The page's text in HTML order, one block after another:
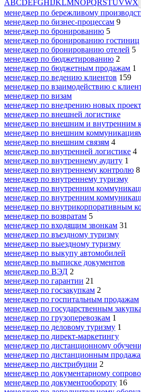
ABCDEFGHIJKLMNOPQRSTUVWX
менеджер по бережливому
менеджер по бизнес-процессам 9
менеджер по бронированию 5
менеджер по бронированию гостиниц
менеджер по бронированию отелей 5
менеджер по бюджетированию 2
менеджер по бюджетным продажам 1
менеджер по ведению клиентов 159
менеджер по взаимодействию с
менеджер по визам
менеджер по внедрению новых
менеджер по внешней логистике
менеджер по внешним и внутренним
менеджер по внешним
менеджер по внешним связям 4
менеджер по внутренней логистике 4
менеджер по внутреннему аудиту 1
менеджер по внутреннему контролю 8
менеджер по внутреннему туризму
менеджер по внутренним
менеджер по внутренним
менеджер по внутрикорпоративным
менеджер по возвратам 5
менеджер по входящим звонкам 31
менеджер по въездному туризму
менеджер по выездному туризму
менеджер по выкупу автомобилей
менеджер по выписке документов
менеджер по ВЭД 2
менеджер по гарантии 21
менеджер по госзакупкам 2
менеджер по госпитальным продажам
менеджер по государственным
менеджер по грузоперевозкам 1
менеджер по деловому туризму 1
менеджер по директ-маркетингу
менеджер по дистанционному
менеджер по дистанционным
менеджер по дистрибуции 2
менеджер по документарному
менеджер по документообороту 16